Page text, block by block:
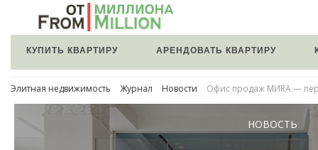
КУПИТЬ КВАРТИРУ АРЕНДОВАТЬ КВАРТИРУ
Элитная недвижимость Журнал Новости Офис продаж МИRА —
НОВОСТЬ